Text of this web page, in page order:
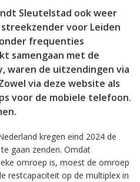
Sleutelstad ook weer
voor Leiden
frequenties
samengaan met de
waren de uitzendingen via
via deze website als
voor de mobiele telefoon.
kregen eind 2024 de
gaan zenden. Omdat
omroep is, moest de omroep
restcapaciteit op de multiplex in